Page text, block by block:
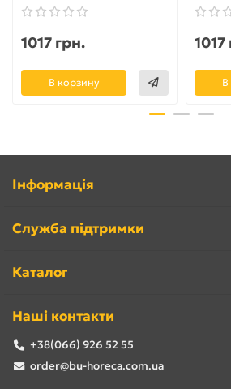
1017 грн.
В корзину
1017
В
Інформація
Служба підтримки
Каталог
Наші контакти
+38(066) 926 52 55
order@bu-horeca.com.ua